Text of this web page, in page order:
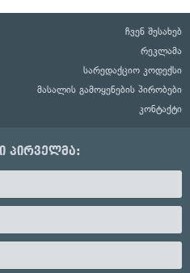
ჩვენ შესახებ
რეკლამა
სარედაქციო კოდექსი
მასალის გამოყენების პირობები
კონტაქტი
პირველმა: